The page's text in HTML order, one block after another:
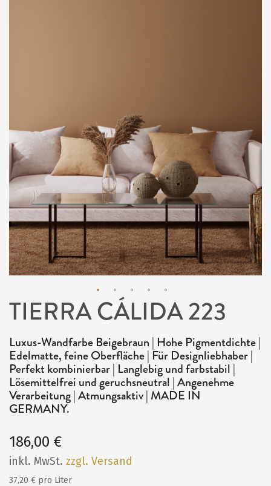
Zum
der
Bildergalerie
springen
TIERRA CÁLIDA 223
Luxus-Wandfarbe Beigebraun | Hohe Pigmentdichte |
Edelmatte, feine Oberfläche | Für Designliebhaber |
Perfekt kombinierbar | Langlebig und farbstabil |
Lösemittelfrei und geruchsneutral | Angenehme
Verarbeitung | Atmungsaktiv | MADE IN
GERMANY.
186,00 €
inkl. MwSt. zzgl. Versand
37,20 € pro Liter